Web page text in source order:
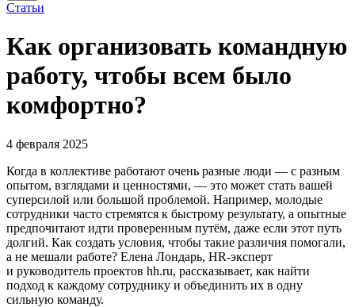
Статьи
Как организовать командную
работу, чтобы всем было
комфортно?
4 февраля 2025
Когда в коллективе работают очень разные люди — с разным
опытом, взглядами и ценностями, — это может стать вашей
суперсилой или большой проблемой. Например, молодые
сотрудники часто стремятся к быстрому результату, а опытные
предпочитают идти проверенным путём, даже если этот путь
долгий. Как создать условия, чтобы такие различия помогали,
а не мешали работе? Елена Лондарь, HR-эксперт
и руководитель проектов hh.ru, рассказывает, как найти
подход к каждому сотруднику и объединить их в одну
сильную команду.